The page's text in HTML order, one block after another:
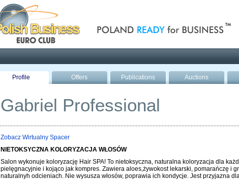
Profile Offers Publications Auctions
Gabriel Professional
Zobacz Wirtualny Spacer
NIETOKSYCZNA KOLORYZACJA WŁOSÓW
Salon wykonuje koloryzację Hair SPA! To nietoksyczna, naturalna koloryzacja dla
pielęgnacyjnie i kojąco jak kompres. Zawiera aloes,żywokost lekarski, pomarańczę i
naturalnyh odcieniach. Nie wysusza włosów, poprawia ich kondycje. Jest przyjazna